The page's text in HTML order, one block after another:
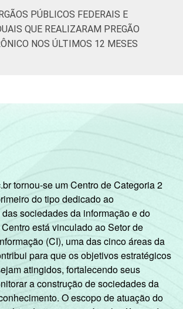
PÚBLICOS FEDERAIS E
QUE REALIZARAM PREGÃO
NOS ÚLTIMOS 12 MESES
tornou-se um Centro de Categoria 2
do tipo dedicado ao
sociedades da informação e do
está vinculado ao Setor de
(CI), uma das cinco áreas da
para que os objetivos estratégicos
atingidos, fortalecendo seus
a construção de sociedades da
O escopo de atuação do